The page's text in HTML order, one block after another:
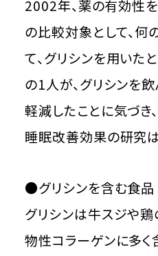
2002年、薬の有効性
の比較対象として、
て、グリシンを用いた
の1人が、グリシンを
軽減したことに気づき
睡眠改善効果の研究は
●グリシンを含む食品
グリシンは牛スジや
物性コラーゲンに多く